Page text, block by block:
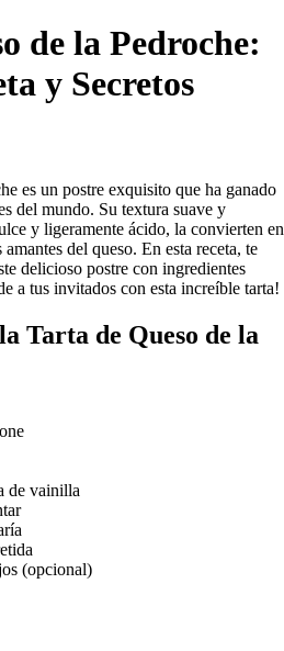
de la Pedroche:
y Secretos
es un postre exquisito que ha ganado
del mundo. Su textura suave y
y ligeramente ácido, la convierten en
del queso. En esta receta, te
delicioso postre con ingredientes
a tus invitados con esta increíble tarta!
Tarta de Queso de la
de vainilla
(opcional)